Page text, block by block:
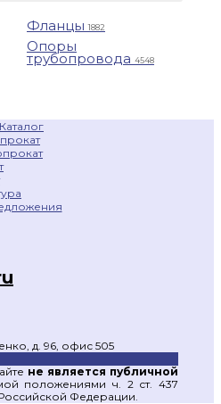
Фланцы1882
Опоры
трубопровода 4548
Каталог
д. 96, офис 505
не является публичной
положениями ч. 2 ст. 437
Федерации.